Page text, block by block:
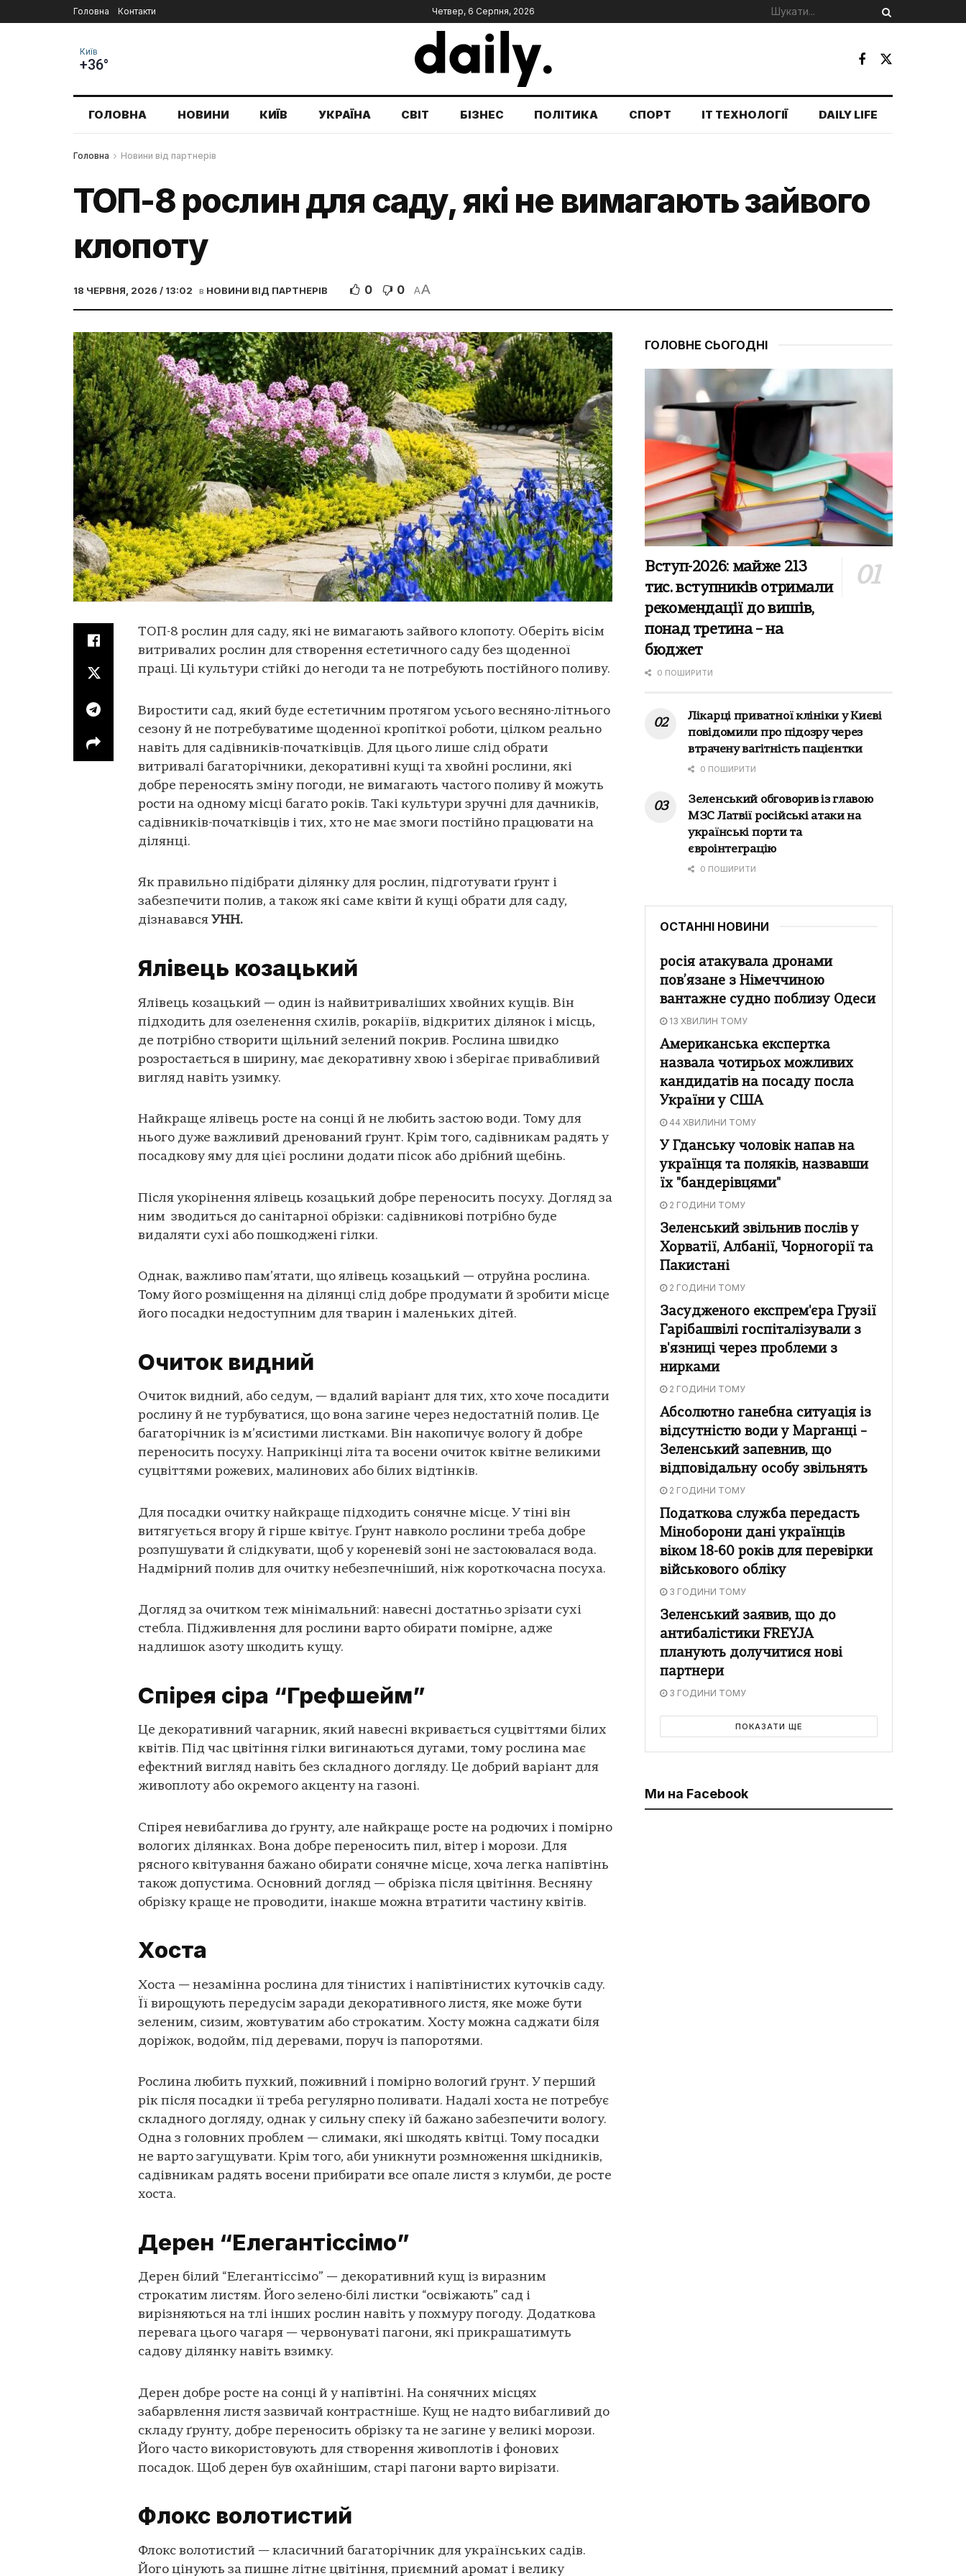
Головна Контакти Четвер, 6 Серпня, 2026
Київ
+36°
ГОЛОВНА НОВИНИ КИЇВ УКРАЇНА СВІТ БІЗНЕС ПОЛІТИКА СПОРТ IT ТЕХНОЛОГІЇ DAILY LIFE
Головна Новини від партнерів
ТОП-8 рослин для саду, які не вимагають зайвого
клопоту
18 ЧЕРВНЯ, 2026 / 13:02 в НОВИНИ ВІД ПАРТНЕРІВ 0 0 AA
ТОП-8 рослин для саду, які не вимагають зайвого клопоту. Оберіть вісім
витривалих рослин для створення естетичного саду без щоденної
праці. Ці культури стійкі до негоди та не потребують постійного поливу.
Виростити сад, який буде естетичним протягом усього весняно-літнього
сезону й не потребуватиме щоденної кропіткої роботи, цілком реально
навіть для садівників-початківців. Для цього лише слід обрати
витривалі багаторічники, декоративні кущі та хвойні рослини, які
добре переносять зміну погоди, не вимагають частого поливу й можуть
рости на одному місці багато років. Такі культури зручні для дачників,
садівників-початківців і тих, хто не має змоги постійно працювати на
ділянці.
Як правильно підібрати ділянку для рослин, підготувати ґрунт і
забезпечити полив, а також які саме квіти й кущі обрати для саду,
дізнавався УНН.
Ялівець козацький
Ялівець козацький — один із найвитриваліших хвойних кущів. Він
підходить для озеленення схилів, рокаріїв, відкритих ділянок і місць,
де потрібно створити щільний зелений покрив. Рослина швидко
розростається в ширину, має декоративну хвою і зберігає привабливий
вигляд навіть узимку.
Найкраще ялівець росте на сонці й не любить застою води. Тому для
нього дуже важливий дренований ґрунт. Крім того, садівникам радять у
посадкову яму для цієї рослини додати пісок або дрібний щебінь.
Після укорінення ялівець козацький добре переносить посуху. Догляд за
ним зводиться до санітарної обрізки: садівникові потрібно буде
видаляти сухі або пошкоджені гілки.
Однак, важливо пам’ятати, що ялівець козацький — отруйна рослина.
Тому його розміщення на ділянці слід добре продумати й зробити місце
його посадки недоступним для тварин і маленьких дітей.
Очиток видний
Очиток видний, або седум, — вдалий варіант для тих, хто хоче посадити
рослину й не турбуватися, що вона загине через недостатній полив. Це
багаторічник із м’ясистими листками. Він накопичує вологу й добре
переносить посуху. Наприкінці літа та восени очиток квітне великими
суцвіттями рожевих, малинових або білих відтінків.
Для посадки очитку найкраще підходить сонячне місце. У тіні він
витягується вгору й гірше квітує. Ґрунт навколо рослини треба добре
розпушувати й слідкувати, щоб у кореневій зоні не застоювалася вода.
Надмірний полив для очитку небезпечніший, ніж короткочасна посуха.
Догляд за очитком теж мінімальний: навесні достатньо зрізати сухі
стебла. Підживлення для рослини варто обирати помірне, адже
надлишок азоту шкодить кущу.
Спірея сіра “Грефшейм”
Це декоративний чагарник, який навесні вкривається суцвіттями білих
квітів. Під час цвітіння гілки вигинаються дугами, тому рослина має
ефектний вигляд навіть без складного догляду. Це добрий варіант для
живоплоту або окремого акценту на газоні.
Спірея невибаглива до ґрунту, але найкраще росте на родючих і помірно
вологих ділянках. Вона добре переносить пил, вітер і морози. Для
рясного квітування бажано обирати сонячне місце, хоча легка напівтінь
також допустима. Основний догляд — обрізка після цвітіння. Весняну
обрізку краще не проводити, інакше можна втратити частину квітів.
Хоста
Хоста — незамінна рослина для тінистих і напівтінистих куточків саду.
Її вирощують передусім заради декоративного листя, яке може бути
зеленим, сизим, жовтуватим або строкатим. Хосту можна саджати біля
доріжок, водойм, під деревами, поруч із папоротями.
Рослина любить пухкий, поживний і помірно вологий ґрунт. У перший
рік після посадки її треба регулярно поливати. Надалі хоста не потребує
складного догляду, однак у сильну спеку їй бажано забезпечити вологу.
Одна з головних проблем — слимаки, які шкодять квітці. Тому посадки
не варто загущувати. Крім того, аби уникнути розмноження шкідників,
садівникам радять восени прибирати все опале листя з клумби, де росте
хоста.
Дерен “Елегантіссімо”
Дерен білий “Елегантіссімо” — декоративний кущ із виразним
строкатим листям. Його зелено-білі листки “освіжають” сад і
вирізняються на тлі інших рослин навіть у похмуру погоду. Додаткова
перевага цього чагаря — червонуваті пагони, які прикрашатимуть
садову ділянку навіть взимку.
Дерен добре росте на сонці й у напівтіні. На сонячних місцях
забарвлення листя зазвичай контрастніше. Кущ не надто вибагливий до
складу ґрунту, добре переносить обрізку та не загине у великі морози.
Його часто використовують для створення живоплотів і фонових
посадок. Щоб дерен був охайнішим, старі пагони варто вирізати.
Флокс волотистий
Флокс волотистий — класичний багаторічник для українських садів.
Його цінують за пишне літнє цвітіння, приємний аромат і велику
ГОЛОВНЕ СЬОГОДНІ
Вступ-2026: майже 213
тис. вступників отримали
рекомендації до вишів,
понад третина – на
бюджет
0 ПОШИРИТИ
Лікарці приватної клініки у Києві
повідомили про підозру через
втрачену вагітність пацієнтки
0 ПОШИРИТИ
Зеленський обговорив із главою
МЗС Латвії російські атаки на
українські порти та
євроінтеграцію
0 ПОШИРИТИ
ОСТАННІ НОВИНИ
росія атакувала дронами
пов’язане з Німеччиною
вантажне судно поблизу Одеси
13 ХВИЛИН ТОМУ
Американська експертка
назвала чотирьох можливих
кандидатів на посаду посла
України у США
44 ХВИЛИНИ ТОМУ
У Гданську чоловік напав на
українця та поляків, назвавши
їх "бандерівцями"
2 ГОДИНИ ТОМУ
Зеленський звільнив послів у
Хорватії, Албанії, Чорногорії та
Пакистані
2 ГОДИНИ ТОМУ
Засудженого експрем'єра Грузії
Гарібашвілі госпіталізували з
в'язниці через проблеми з
нирками
2 ГОДИНИ ТОМУ
Абсолютно ганебна ситуація із
відсутністю води у Марганці –
Зеленський запевнив, що
відповідальну особу звільнять
2 ГОДИНИ ТОМУ
Податкова служба передасть
Міноборони дані українців
віком 18-60 років для перевірки
військового обліку
3 ГОДИНИ ТОМУ
Зеленський заявив, що до
антибалістики FREYJA
планують долучитися нові
партнери
3 ГОДИНИ ТОМУ
ПОКАЗАТИ ЩЕ
Ми на Facebook